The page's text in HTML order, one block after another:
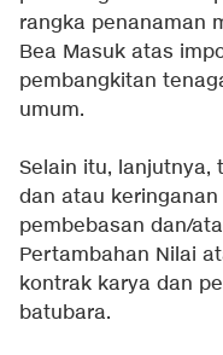
rangka penanaman
Bea Masuk atas
pembangkitan
umum.
Selain itu, lanjutnya,
dan atau
pembebasan dan/
Pertambahan Nilai
kontrak karya dan
batubara.